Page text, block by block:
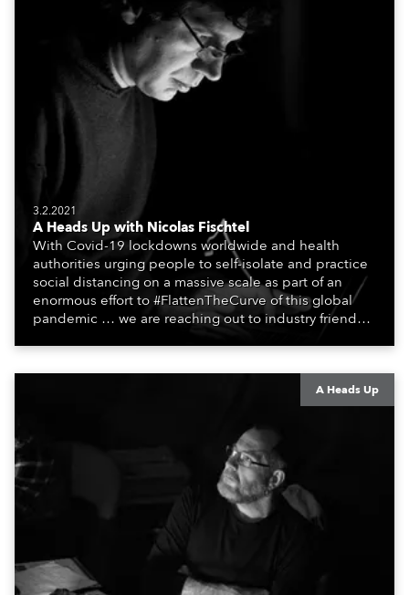
3.2.2021
A Heads Up with Nicolas Fischtel
With Covid-19 lockdowns worldwide and health
authorities urging people to self-isolate and practice
social distancing on a massive scale as part of an
enormous effort to #FlattenTheCurve of this global
pandemic … we are reaching out to industry friends,
them to share their #StayAtHome and
#QuarantineAndChill activities with us during this
A Heads Up